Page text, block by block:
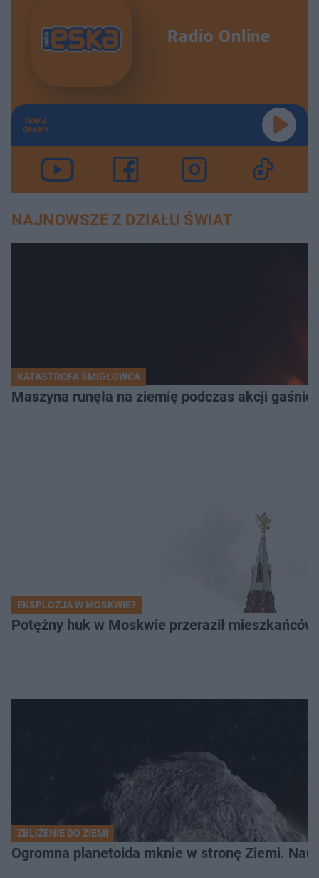
Radio Online
TERAZ
GRAMY
NAJNOWSZE Z DZIAŁU ŚWIAT
KATASTROFA ŚMIGŁOWCA
Maszyna runęła na ziemię podczas akcji
EKSPLOZJA W MOSKWIE?
Potężny huk w Moskwie przeraził
ZBLIŻENIE DO ZIEMI
Ogromna planetoida mknie w stronę Ziemi.